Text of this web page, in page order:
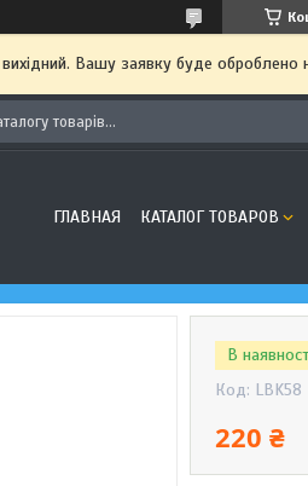
Вашу заявку буде
ГЛАВНАЯ КАТАЛОГ ТОВАРОВ
В
Код: LBK58
220 ₴